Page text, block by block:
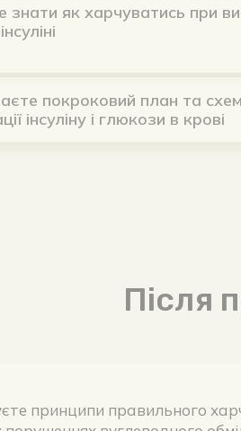
як харчуватись при
план та схему
і глюкози в крові